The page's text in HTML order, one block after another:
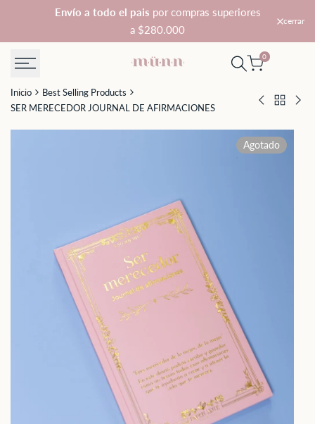
contenido
Envío a todo el pais por compras superiores
a $280.000
cerrar
0
Inicio
Best Selling Products
SER MERECEDOR JOURNAL DE AFIRMACIONES
KIT
VIAJE
Volver
Best
Selling
KIT
Agotado